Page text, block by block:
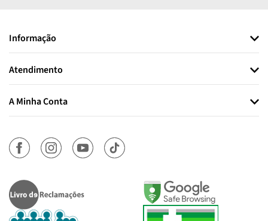
Informação
Atendimento
A Minha Conta